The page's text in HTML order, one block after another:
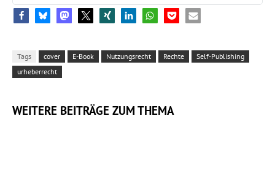
Tags cover E-Book Nutzungsrecht Rechte
Self-Publishing
urheberrecht
WEITERE BEITRÄGE ZUM THEMA